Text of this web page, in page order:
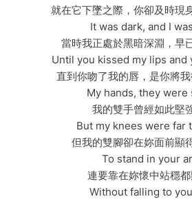
就在它下墜之際，你卻及時現
It was dark, and I
當時我正處於黑暗深淵，早
Until you kissed my lips and
直到你吻了我的唇，是你將
My hands, they were
我的雙手曾經如此堅
But my knees were far
但我的雙腳卻在妳面前顯
To stand in your
連要靠在妳懷中站穩
Without falling to